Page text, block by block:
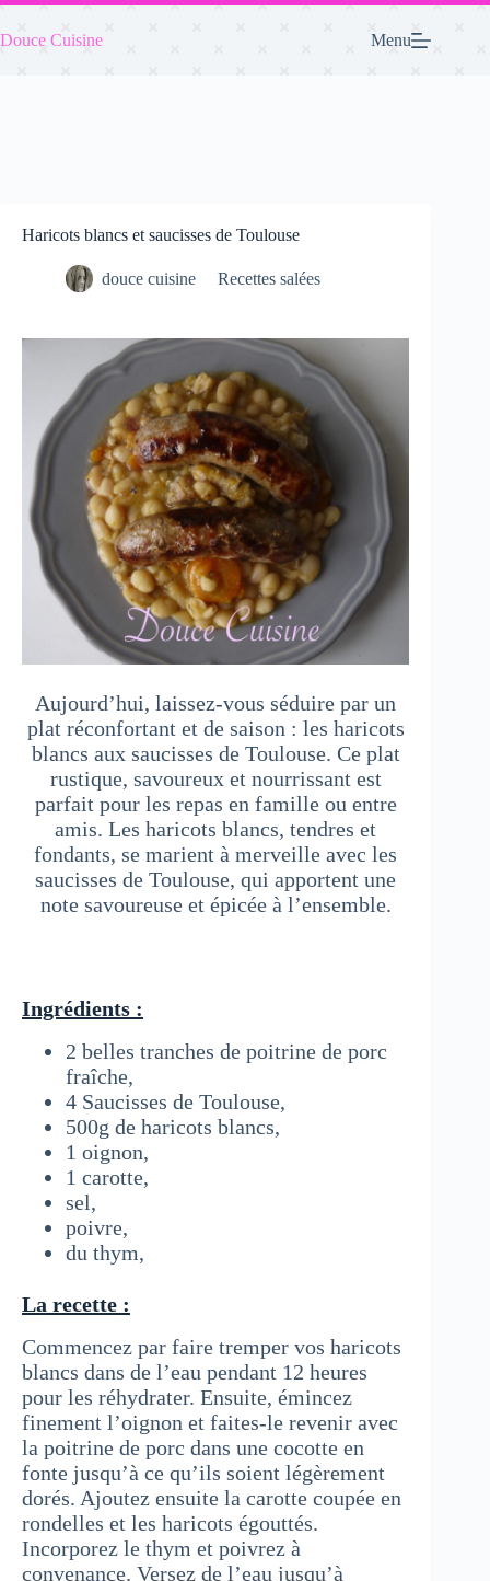
Passer
contenu
Douce Cuisine Menu
Haricots blancs et saucisses de Toulouse
douce cuisine Recettes salées
Aujourd’hui, laissez-vous séduire par un
plat réconfortant et de saison : les haricots
blancs aux saucisses de Toulouse. Ce plat
rustique, savoureux et nourrissant est
parfait pour les repas en famille ou entre
amis. Les haricots blancs, tendres et
fondants, se marient à merveille avec les
saucisses de Toulouse, qui apportent une
note savoureuse et épicée à l’ensemble.
Ingrédients :
2 belles tranches de poitrine de porc
fraîche,
4 Saucisses de Toulouse,
500g de haricots blancs,
1 oignon,
1 carotte,
sel,
poivre,
du thym,
La recette :
Commencez par faire tremper vos haricots
blancs dans de l’eau pendant 12 heures
pour les réhydrater. Ensuite, émincez
finement l’oignon et faites-le revenir avec
la poitrine de porc dans une cocotte en
fonte jusqu’à ce qu’ils soient légèrement
dorés. Ajoutez ensuite la carotte coupée en
rondelles et les haricots égouttés.
Incorporez le thym et poivrez à
convenance. Versez de l’eau jusqu’à